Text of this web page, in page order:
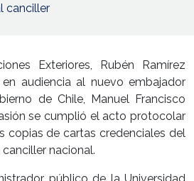
canciller
Exteriores, Rubén Ramírez
audiencia al nuevo embajador
de Chile, Manuel Francisco
se cumplió el acto protocolar
copias de cartas credenciales del
nacional.